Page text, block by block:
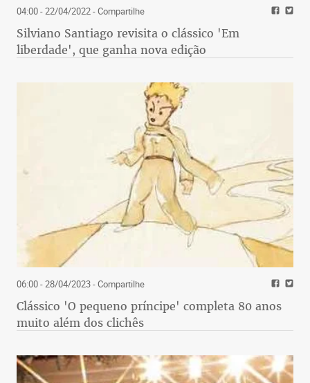
04:00 - 22/04/2022- Compartilhe
Silviano Santiago revisita o clássico 'Em
liberdade', que ganha nova edição
06:00 - 28/04/2023- Compartilhe
Clássico 'O pequeno príncipe' completa 80 anos
muito além dos clichês